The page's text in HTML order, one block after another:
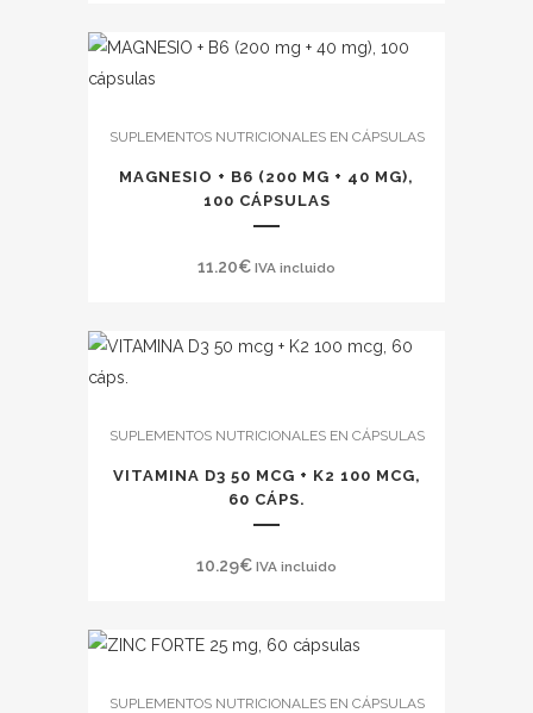
SUPLEMENTOS NUTRICIONALES EN CÁPSULAS
MAGNESIO + B6 (200 MG + 40 MG),
100 CÁPSULAS
11.20€ IVA incluido
SUPLEMENTOS NUTRICIONALES EN CÁPSULAS
VITAMINA D3 50 MCG + K2 100 MCG,
60 CÁPS.
10.29€ IVA incluido
SUPLEMENTOS NUTRICIONALES EN CÁPSULAS